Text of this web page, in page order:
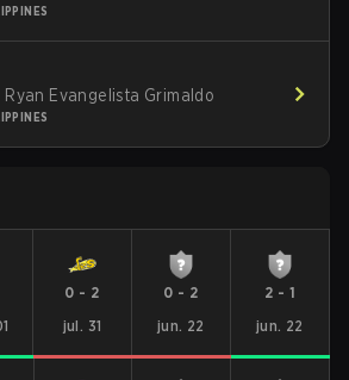
Ryan Evangelista Grimaldo
0 - 2
jul. 31
0 - 2
jun. 22
2 - 1
jun. 22